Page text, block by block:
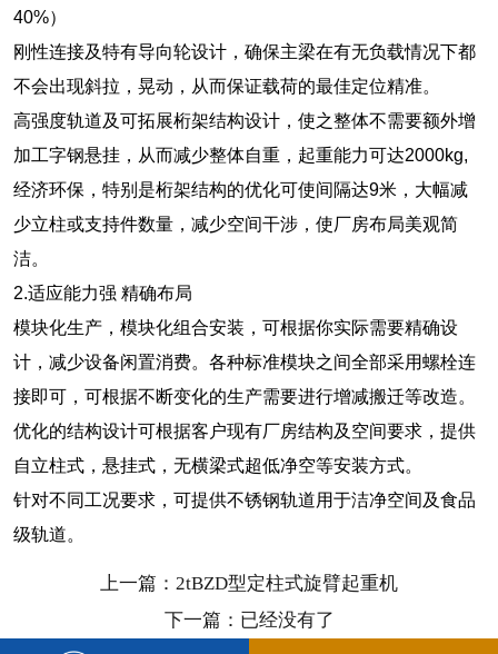
40%）
刚性连接及特有导向轮设计，确保主梁在有无负载情况下都
不会出现斜拉，晃动，从而保证载荷的最佳定位精准。
高强度轨道及可拓展桁架结构设计，使之整体不需要额外增
加工字钢悬挂，从而减少整体自重，起重能力可达2000kg,
经济环保，特别是桁架结构的优化可使间隔达9米，大幅减
少立柱或支持件数量，减少空间干涉，使厂房布局美观简
洁。
2.适应能力强 精确布局
模块化生产，模块化组合安装，可根据你实际需要精确设
计，减少设备闲置消费。各种标准模块之间全部采用螺栓连
接即可，可根据不断变化的生产需要进行增减搬迁等改造。
优化的结构设计可根据客户现有厂房结构及空间要求，提供
自立柱式，悬挂式，无横梁式超低净空等安装方式。
针对不同工况要求，可提供不锈钢轨道用于洁净空间及食品
级轨道。
上一篇：2tBZD型定柱式旋臂起重机
下一篇：已经没有了